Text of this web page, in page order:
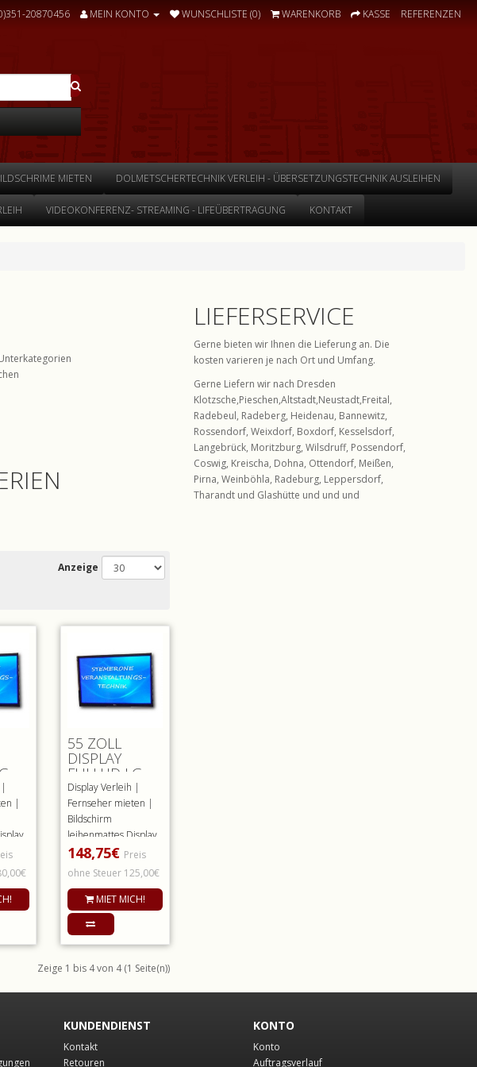
20870456 MEIN KONTO WUNSCHLISTE (0) WARENKORB KASSE REFERENZEN
MIETEN DOLMETSCHERTECHNIK VERLEIH - ÜBERSETZUNGSTECHNIK AUSLEIHEN
VIDEOKONFERENZ- STREAMING - LIFEÜBERTRAGUNG KONTAKT
Anzeige
|
55 ZOLL
DISPLAY
FULLHD LG
Display Verleih |
Fernseher mieten |
Bildschirm
leihenmattes Display
mit einer
Bildschirmdiagonale
148,75€ Preis
ohne Steuer 125,00€
MIET MICH!
Zeige 1 bis 4 von 4 (1 Seite(n))
LIEFERSERVICE
Gerne bieten wir Ihnen die Lieferung an. Die
kosten varieren je nach Ort und Umfang.
Gerne Liefern wir nach Dresden
Klotzsche,Pieschen,Altstadt,Neustadt,Freital,
Radebeul, Radeberg, Heidenau, Bannewitz,
Rossendorf, Weixdorf, Boxdorf, Kesselsdorf,
Langebrück, Moritzburg, Wilsdruff, Possendorf,
Coswig, Kreischa, Dohna, Ottendorf, Meißen,
Pirna, Weinböhla, Radeburg, Leppersdorf,
Tharandt und Glashütte und und und
KUNDENDIENST
Kontakt
Retouren
KONTO
Konto
Auftragsverlauf